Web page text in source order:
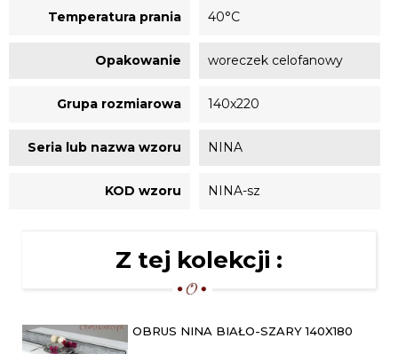
Temperatura prania 40°C
Opakowanie woreczek celofanowy
Grupa rozmiarowa 140x220
Seria lub nazwa wzoru NINA
KOD wzoru NINA-sz
Z tej kolekcji :
OBRUS NINA BIAŁO-SZARY 140X180